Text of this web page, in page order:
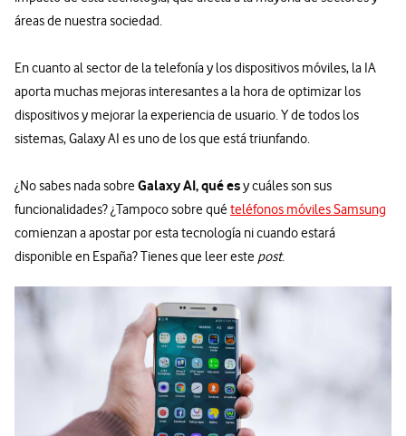
áreas de nuestra sociedad.
En cuanto al sector de la telefonía y los dispositivos móviles, la IA
aporta muchas mejoras interesantes a la hora de optimizar los
dispositivos y mejorar la experiencia de usuario. Y de todos los
sistemas, Galaxy AI es uno de los que está triunfando.
¿No sabes nada sobreGalaxy AI, qué esy cuáles son sus
funcionalidades? ¿Tampoco sobre quételéfonos móviles Samsung
comienzan a apostar por esta tecnología ni cuando estará
disponible en España? Tienes que leer este post.